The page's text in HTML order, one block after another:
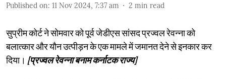
Published on: 11 Nov 2024, 7:37 am 2 min read
सुप्रीम कोर्ट ने सोमवार को पूर्व जेडीएस सांसद प्रज्वल रेवन्ना को
बलात्कार और यौन उत्पीड़न के एक मामले में जमानत देने से इनकार कर
दिया। [प्रज्वल रेवन्ना बनाम कर्नाटक राज्य]